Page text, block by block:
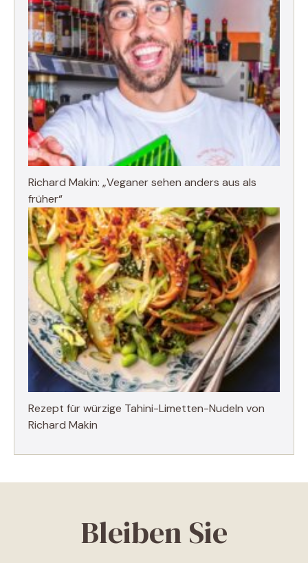
Richard Makin: „Veganer sehen anders aus als
früher“
Rezept für würzige Tahini-Limetten-Nudeln von
Richard Makin
Bleiben Sie